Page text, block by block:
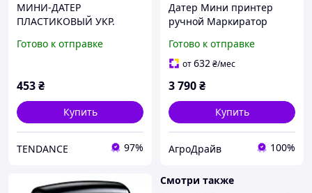
МИНИ-ДАТЕР
ПЛАСТИКОВЫЙ УКР.
Готово к отправке
453₴
Купить
TENDANCE 97%
Датер Мини принтер
ручной Маркиратор
сольвентный (Без
картриджа)
Готово к отправке
от632₴/мес
3 790₴
Купить
АгроДрайв 100%
Смотри также